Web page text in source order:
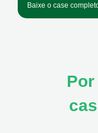
Baixe o case